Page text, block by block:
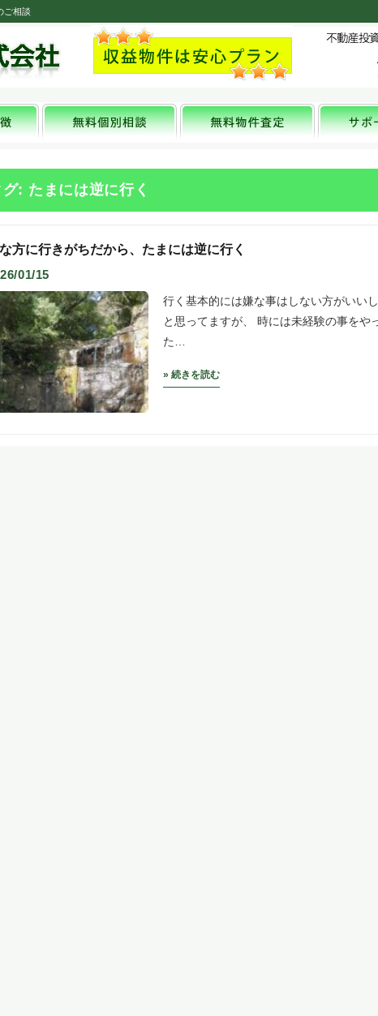
ご相談
グ: たまには逆に行く
方に行きがちだから、たまには逆に行く
01/15
行く基本的には嫌な事はしない方がいい
と思ってますが、 時には未経験の事を
た…
» 続きを読む